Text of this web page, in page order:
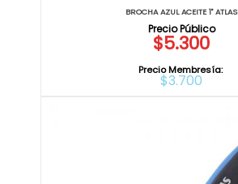
BROCHA AZUL ACEITE 1" ATLAS
$5.300
Precio Membresía:
$3.700